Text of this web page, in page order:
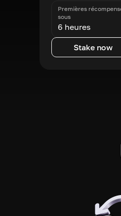
Premières
sous
6 heures
Stake now